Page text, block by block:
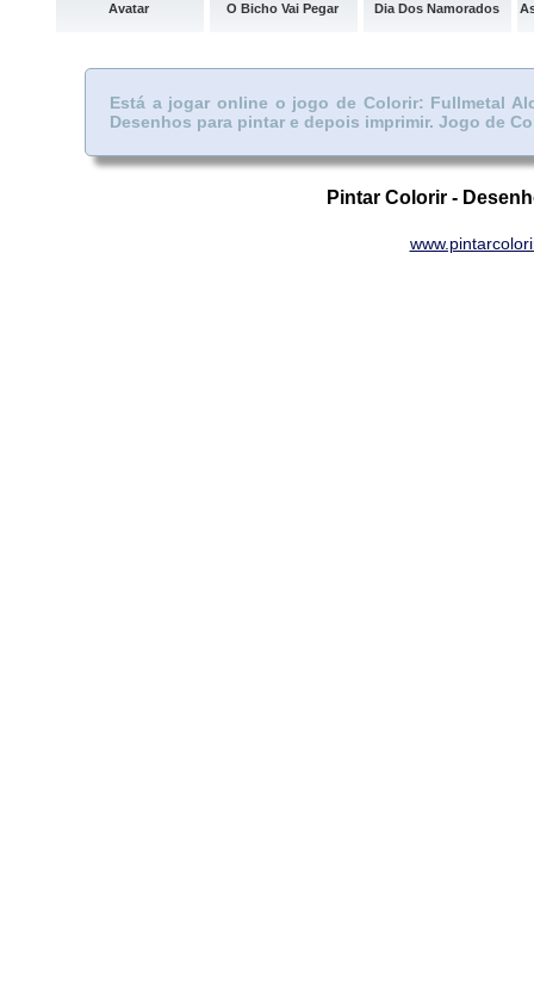
Avatar O Bicho Vai Pegar Dia Dos Namorados
Está a jogar online o jogo de Colorir: Fullmetal
Desenhos para pintar e depois imprimir. Jogo de
Pintar Colorir -